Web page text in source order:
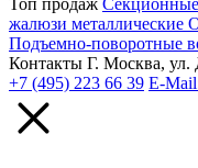
Топ продаж Секционные
жалюзи металлические
Подъемно-поворотные
Контакты Г. Москва, ул.
+7 (495) 223 66 39 E-